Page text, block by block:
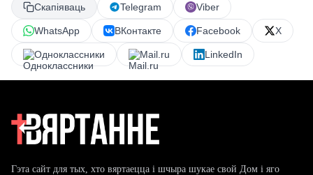
Скапіяваць Telegram Viber
WhatsApp ВКонтакте Facebook X
Одноклассники Mail.ru LinkedIn
Гэта сайт для тых, хто вяртаецца і шчыра шукае свой Дом і яго